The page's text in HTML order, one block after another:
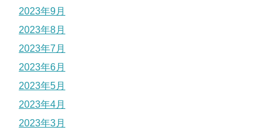
2023年9月
2023年8月
2023年7月
2023年6月
2023年5月
2023年4月
2023年3月